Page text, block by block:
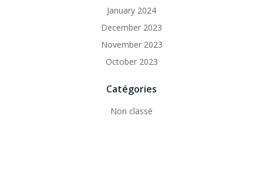
January 2024
December 2023
November 2023
October 2023
Catégories
Non classé